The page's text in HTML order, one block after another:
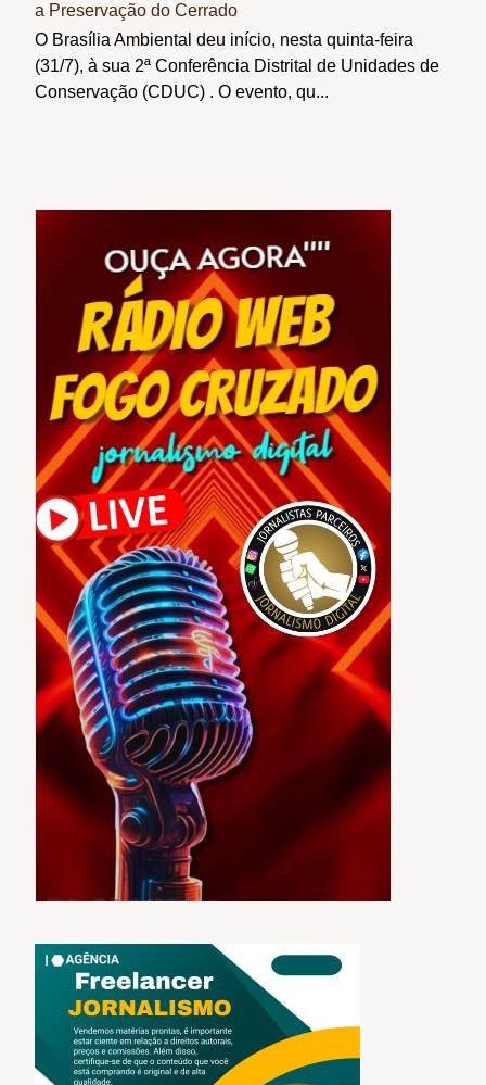
a Preservação do Cerrado
O Brasília Ambiental deu início, nesta quinta-feira
(31/7), à sua 2ª Conferência Distrital de Unidades de
Conservação (CDUC) . O evento, qu...